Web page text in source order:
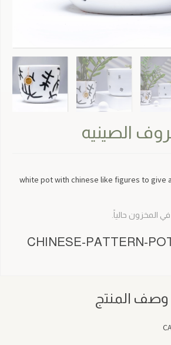
الصينيه
white pot with chinese like figures to give
المخزون حالياً.
CHINESE-PATTERN-
وصف المنتج